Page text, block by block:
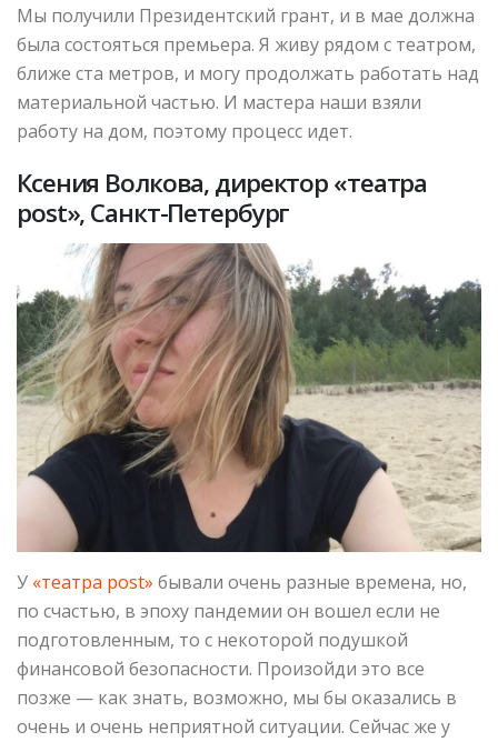
Мы получили Президентский грант, и в мае должна
была состояться премьера. Я живу рядом с театром,
ближе ста метров, и могу продолжать работать над
материальной частью. И мастера наши взяли
работу на дом, поэтому процесс идет.
Ксения Волкова, директор «театра
post», Санкт-Петербург
У «театра post» бывали очень разные времена, но,
по счастью, в эпоху пандемии он вошел если не
подготовленным, то с некоторой подушкой
финансовой безопасности. Произойди это все
позже — как знать, возможно, мы бы оказались в
очень и очень неприятной ситуации. Сейчас же у